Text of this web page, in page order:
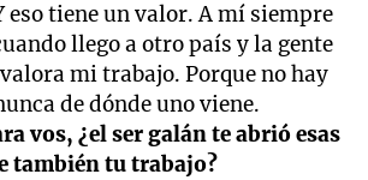
eso tiene un valor. A mí siempre
llego a otro país y la gente
mi trabajo. Porque no hay
de dónde uno viene.
vos, ¿el ser galán te abrió esas
también tu trabajo?